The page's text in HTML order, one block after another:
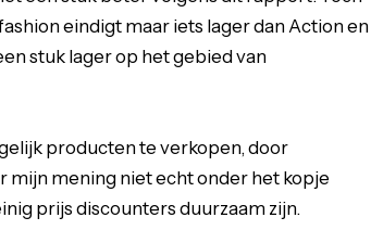
eindigt maar iets lager dan Action en
stuk lager op het gebied van
producten te verkopen, door
mijn mening niet echt onder het kopje
prijs discounters duurzaam zijn.